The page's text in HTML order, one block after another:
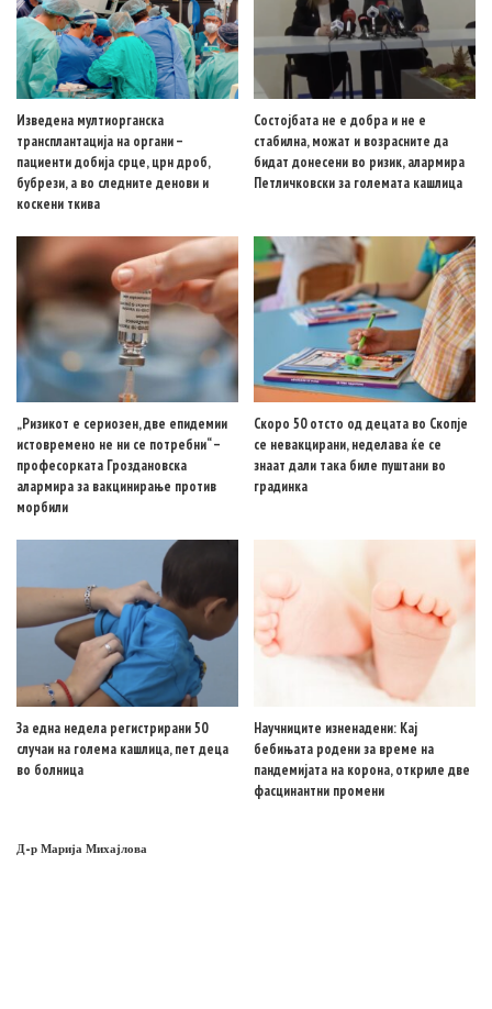
Изведена мултиорганска
трансплантација на органи –
пациенти добија срце, црн дроб,
бубрези, а во следните денови и
коскени ткива
Состојбата не е добра и не е
стабилна, можат и возрасните да
бидат донесени во ризик, алармира
Петличковски за големата кашлица
„Ризикот е сериозен, две епидемии
истовремено не ни се потребни“ –
професорката Гроздановска
алармира за вакцинирање против
морбили
Скоро 50 отсто од децата во Скопје
се невакцирани, неделава ќе се
знаат дали така биле пуштани во
градинка
За една недела регистрирани 50
случаи на голема кашлица, пет деца
во болница
Научниците изненадени: Кај
бебињата родени за време на
пандемијата на корона, откриле две
фасцинантни промени
Д-р Марија Михајлова